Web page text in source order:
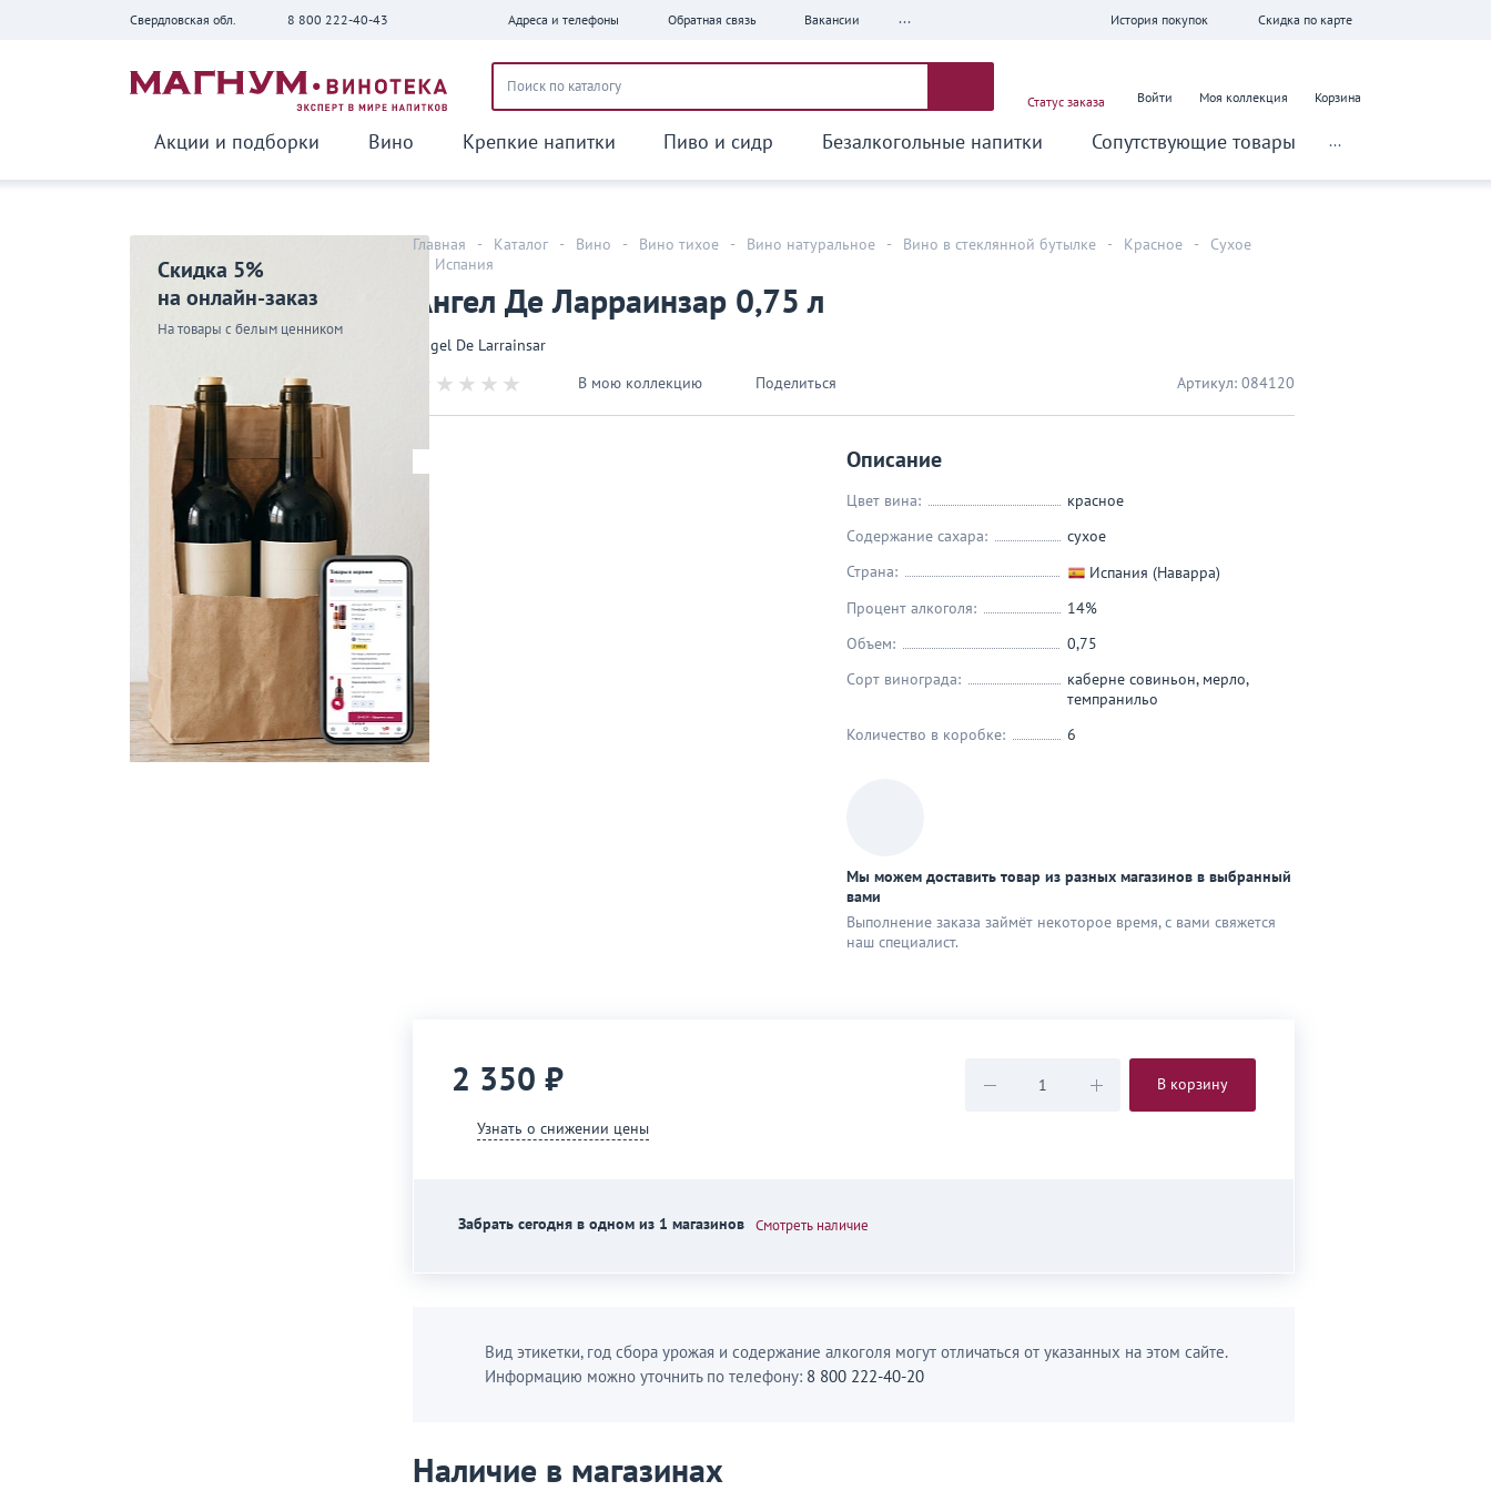
Свердловская обл. 8 800 222-40-43 Адреса и телефоны Обратная связь Вакансии ... История покупок Скидка по карте
Статус заказа Войти Моя коллекция Корзина
Акции и подборки Вино Крепкие напитки Пиво и сидр Безалкогольные напитки Сопутствующие товары ...
Скидка 5%
на онлайн-заказ
На товары с белым ценником
Главная - Каталог - Вино - Вино тихое - Вино натуральное - Вино в стеклянной бутылке - Красное -
Сухое
Испания
Ангел Де Ларраинзар 0,75 л
Angel De Larrainsar
В мою коллекцию
Поделиться Артикул: 084120
Описание
Цвет вина:
красное
Содержание сахара:
сухое
Страна:
Испания (Наварра)
Процент алкоголя:
14%
Объем:
0,75
Сорт винограда:
каберне совиньон, мерло,
темпранильо
Количество в коробке:
6
Мы можем доставить товар из разных магазинов в выбранный
вами
Выполнение заказа займёт некоторое время, с вами свяжется
наш специaлист.
2 350 ₽
Узнать о снижении цены
В корзину
Забрать сегодня в одном из 1 магазинов Смотреть наличие
Вид этикетки, год сбора урожая и содержание алкоголя могут отличаться от указанных на этом сайте.
Информацию можно уточнить по телефону: 8 800 222-40-20
Наличие в магазинах